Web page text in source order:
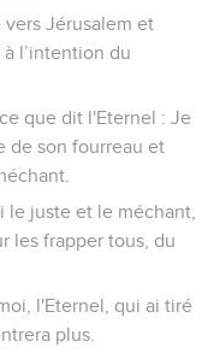
vers Jérusalem et
l’intention du
que dit l'Eternel : Je
de son fourreau et
le juste et le méchant,
les frapper tous, du
l'Eternel, qui ai tiré
plus.